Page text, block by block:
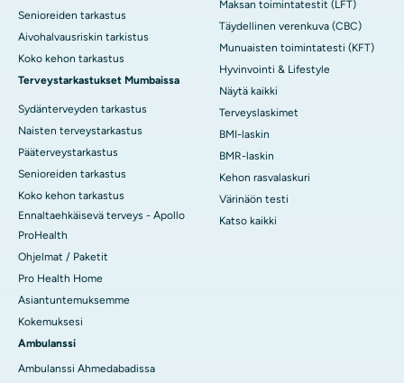
Senioreiden tarkastus
Aivohalvausriskin tarkistus
Koko kehon tarkastus
Terveystarkastukset Mumbaissa
Sydänterveyden tarkastus
Naisten terveystarkastus
Pääterveystarkastus
Senioreiden tarkastus
Koko kehon tarkastus
Ennaltaehkäisevä terveys - Apollo
ProHealth
Ohjelmat / Paketit
Pro Health Home
Asiantuntemuksemme
Kokemuksesi
Ambulanssi
Ambulanssi Ahmedabadissa
Maksan toimintatestit (LFT)
Täydellinen verenkuva (CBC)
Munuaisten toimintatesti (KFT)
Hyvinvointi & Lifestyle
Näytä kaikki
Terveyslaskimet
BMI-laskin
BMR-laskin
Kehon rasvalaskuri
Värinäön testi
Katso kaikki